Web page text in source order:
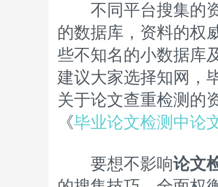
不同平台搜集的资
的数据库，资料的权
些不知名的小数据库
建议大家选择知网，
关于论文查重检测的
《毕业论文检测中论
要想不影响论文